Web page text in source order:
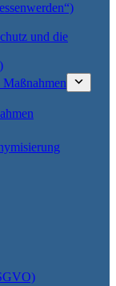
und die